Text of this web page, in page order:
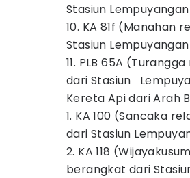
Stasiun
10. KA 81f (Manahan
Stasiun
11. PLB 65A
dari Stasiun
Kereta Api dari Arah
1. KA 100 (Sancaka
dari Stasiun
2. KA 118
berangkat dari